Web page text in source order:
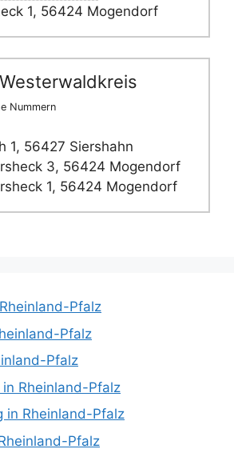
1, 56424 Mogendorf
Nummern
1, 56427 Siershahn
3, 56424 Mogendorf
1, 56424 Mogendorf
Pfalz
Pfalz
Pfalz
Rheinland-Pfalz
in Rheinland-Pfalz
Pfalz